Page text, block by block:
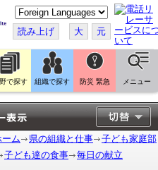
こ
の
ペ
ー
ジ
翻
訳
す
る
読み上げ 大 元
で探す 組織で探す 防災 緊急 メニュー
ーム 県の組織と仕事
子ども家庭部
子ども達の食事 毎日の献立